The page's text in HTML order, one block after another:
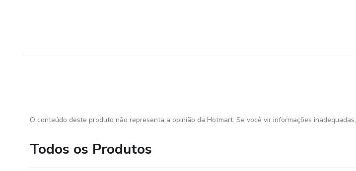
O conteúdo deste produto não representa a opinião da Hotmart. Se você vir informações inadequadas,
Todos os Produtos